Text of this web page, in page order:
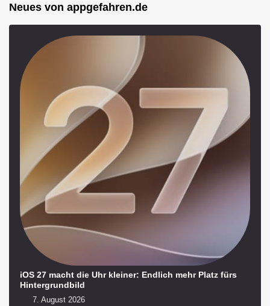
Neues von appgefahren.de
iOS 27 macht die Uhr kleiner: Endlich mehr Platz fürs
Hintergrundbild
7. August 2026